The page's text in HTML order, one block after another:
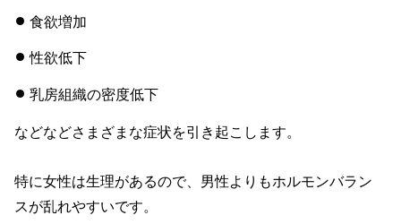
食欲増加
性欲低下
乳房組織の密度低下
などなどさまざまな症状を引き起こします。
特に女性は生理があるので、男性よりもホルモンバラン
スが乱れやすいです。